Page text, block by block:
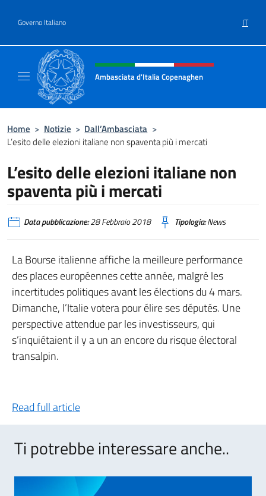
Governo Italiano IT
Intestazione sito, social e menù
Ambasciata d'Italia Copenaghen
Home > Notizie > Dall’Ambasciata >
L’esito delle elezioni italiane non spaventa più i mercati
L’esito delle elezioni italiane non
spaventa più i mercati
Data pubblicazione:28 Febbraio 2018 Tipologia:News
La Bourse italienne affiche la meilleure performance
des places européennes cette année, malgré les
incertitudes politiques avant les élections du 4 mars.
Dimanche, l’Italie votera pour élire ses députés. Une
perspective attendue par les investisseurs, qui
s’inquiétaient il y a un an encore du risque électoral
transalpin.
Read full article
Ti potrebbe interessare anche..